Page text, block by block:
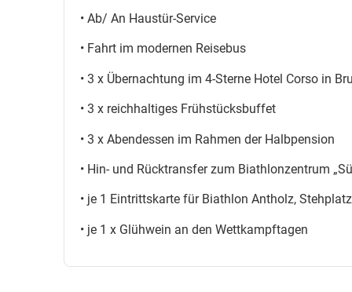
• Ab/ An Haustür-Service
• Fahrt im modernen Reisebus
• 3 x Übernachtung im 4-Sterne Hotel Corso in
• 3 x reichhaltiges Frühstücksbuffet
• 3 x Abendessen im Rahmen der Halbpension
• Hin- und Rücktransfer zum Biathlonzentrum
• je 1 Eintrittskarte für Biathlon Antholz,
• je 1 x Glühwein an den Wettkampftagen